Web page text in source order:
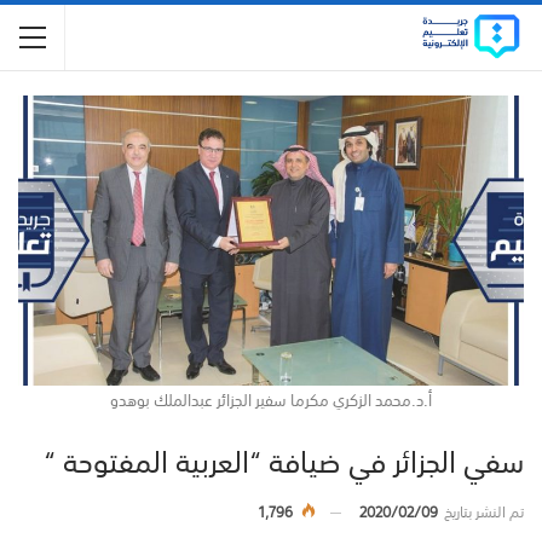
أ.د.محمد الزكري مكرما سفير الجزائر عبدالملك بوهدو
سفي الجزائر في ضيافة “العربية المفتوحة “
تم النشر بتاريخ2020/02/09
1,796